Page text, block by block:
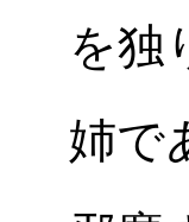
を独
姉で